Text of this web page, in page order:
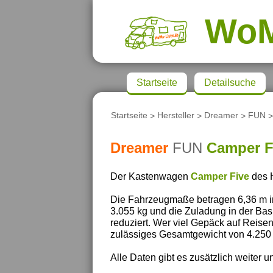
Startseite > Hersteller > Dreamer > FUN
Dreamer FUN Camper
Der Kastenwagen Camper Fivedes
Die Fahrzeugmaße betragen 6,36 m
3.055 kg und die Zuladung in der
reduziert. Wer viel Gepäck auf
zulässiges Gesamtgewicht von
Alle Daten gibt es zusätzlich weiter
Startseite Detailsuche